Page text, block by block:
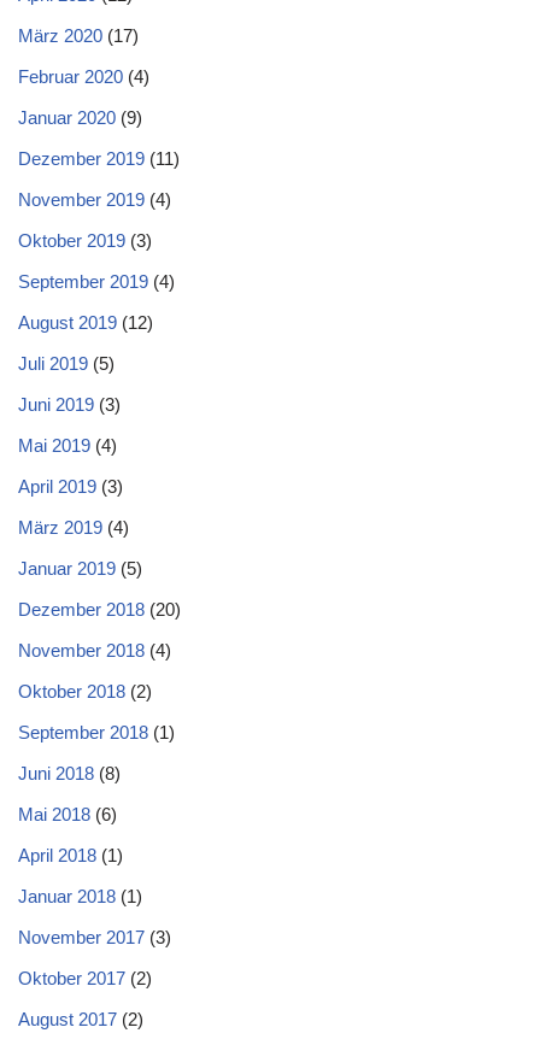
März 2020 (17)
Februar 2020 (4)
Januar 2020 (9)
Dezember 2019 (11)
November 2019 (4)
Oktober 2019 (3)
September 2019 (4)
August 2019 (12)
Juli 2019 (5)
Juni 2019 (3)
Mai 2019 (4)
April 2019 (3)
März 2019 (4)
Januar 2019 (5)
Dezember 2018 (20)
November 2018 (4)
Oktober 2018 (2)
September 2018 (1)
Juni 2018 (8)
Mai 2018 (6)
April 2018 (1)
Januar 2018 (1)
November 2017 (3)
Oktober 2017 (2)
August 2017 (2)